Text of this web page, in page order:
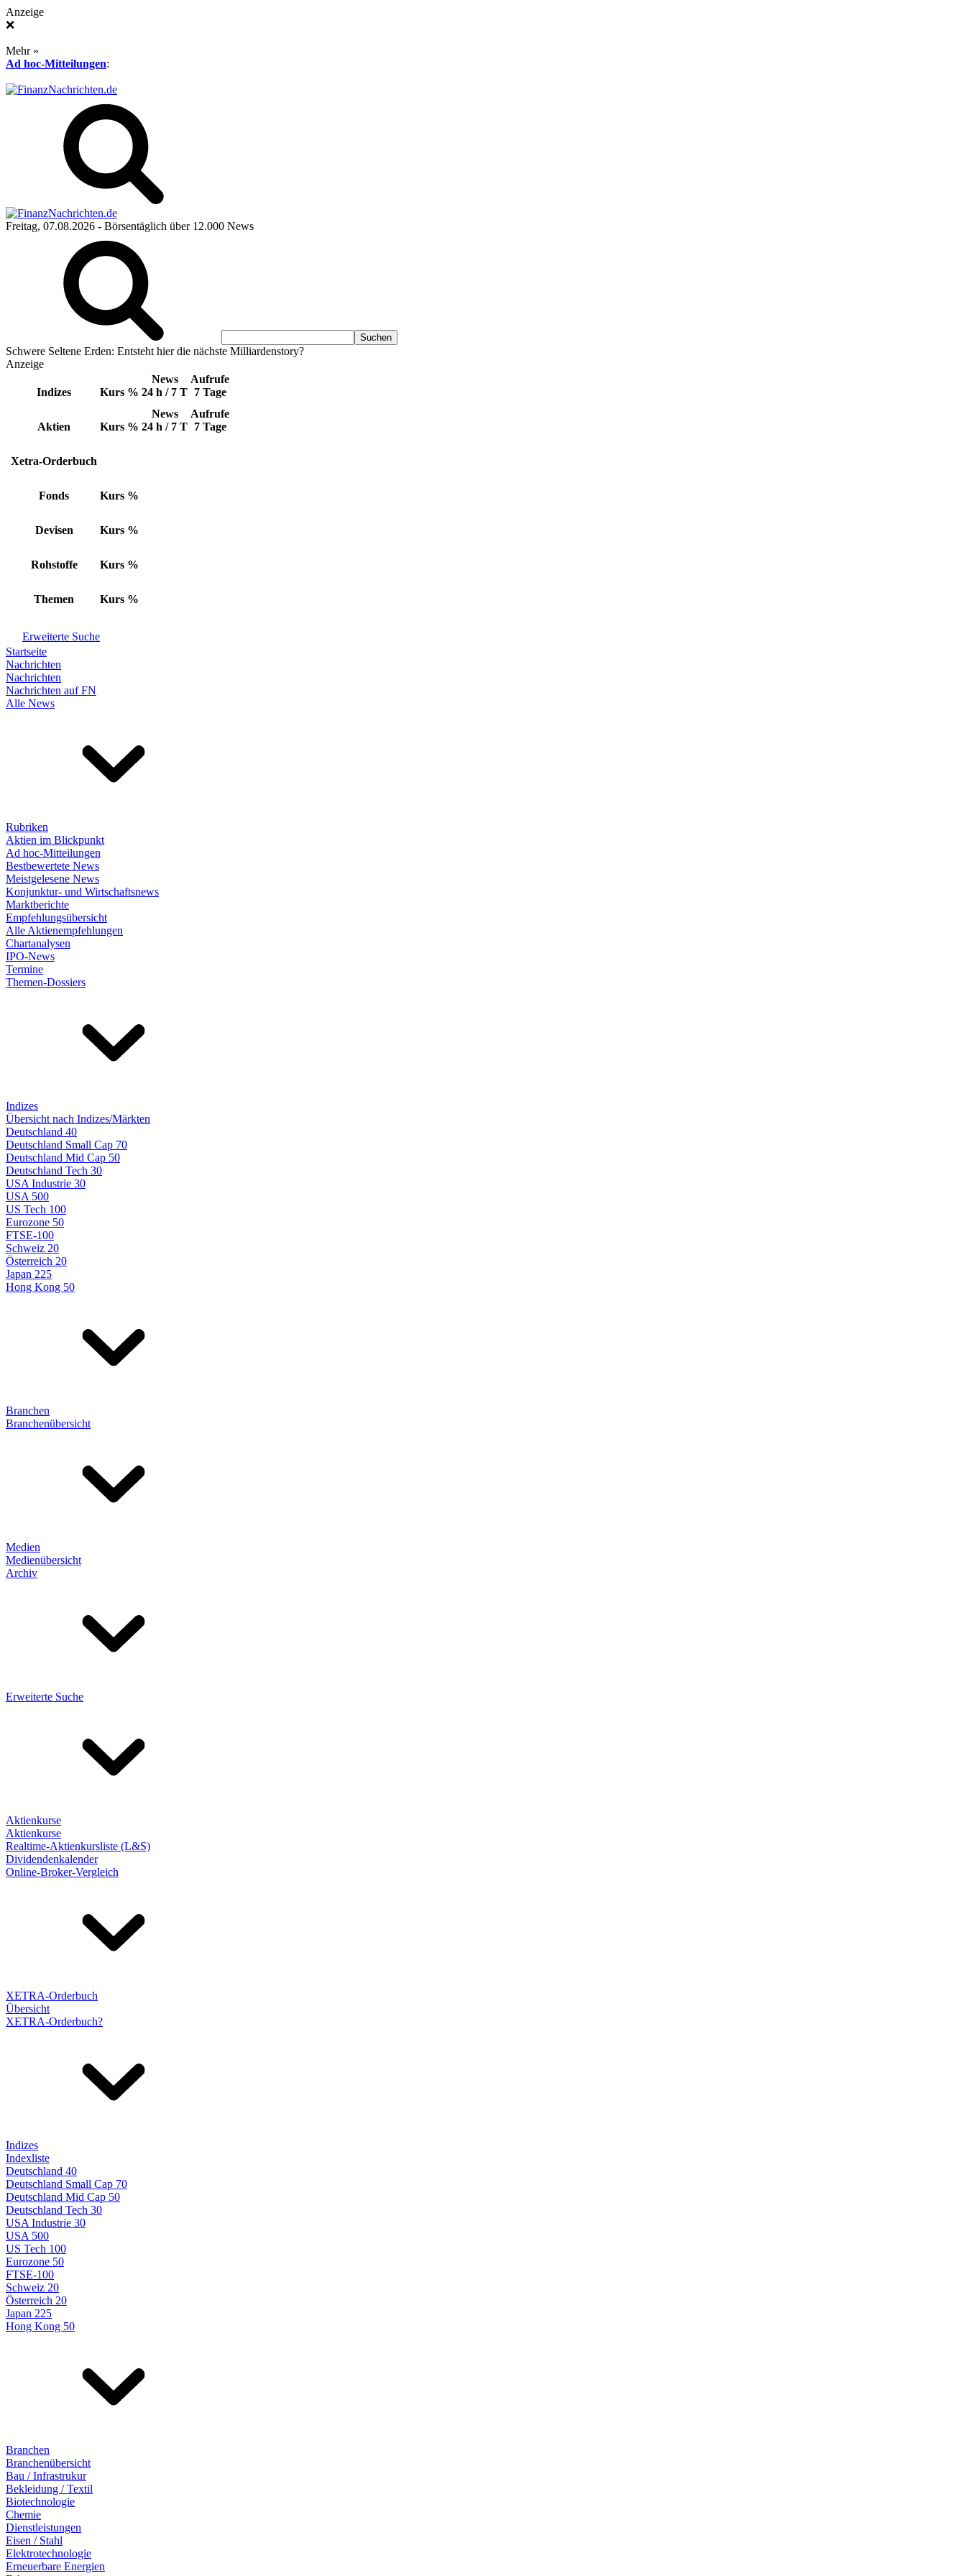
Anzeige
❌
Mehr »
Ad hoc-Mitteilungen:
Freitag, 07.08.2026 - Börsentäglich über 12.000 News
Schwere Seltene Erden: Entsteht hier die nächste Milliardenstory?
Anzeige
Indizes Kurs %
News
24 h / 7 T
Aufrufe
7 Tage
Aktien Kurs %
News
24 h / 7 T
Aufrufe
7 Tage
Xetra-Orderbuch
Fonds Kurs %
Devisen Kurs %
Rohstoffe Kurs %
Themen Kurs %
Erweiterte Suche
Startseite
Nachrichten
Nachrichten
Nachrichten auf FN
Alle News
Rubriken
Aktien im Blickpunkt
Ad hoc-Mitteilungen
Bestbewertete News
Meistgelesene News
Konjunktur- und Wirtschaftsnews
Marktberichte
Empfehlungsübersicht
Alle Aktienempfehlungen
Chartanalysen
IPO-News
Termine
Themen-Dossiers
Indizes
Übersicht nach Indizes/Märkten
Deutschland 40
Deutschland Small Cap 70
Deutschland Mid Cap 50
Deutschland Tech 30
USA Industrie 30
USA 500
US Tech 100
Eurozone 50
FTSE-100
Schweiz 20
Österreich 20
Japan 225
Hong Kong 50
Branchen
Branchenübersicht
Medien
Medienübersicht
Archiv
Erweiterte Suche
Aktienkurse
Aktienkurse
Realtime-Aktienkursliste (L&S)
Dividendenkalender
Online-Broker-Vergleich
XETRA-Orderbuch
Übersicht
XETRA-Orderbuch?
Indizes
Indexliste
Deutschland 40
Deutschland Small Cap 70
Deutschland Mid Cap 50
Deutschland Tech 30
USA Industrie 30
USA 500
US Tech 100
Eurozone 50
FTSE-100
Schweiz 20
Österreich 20
Japan 225
Hong Kong 50
Branchen
Branchenübersicht
Bau / Infrastrukur
Bekleidung / Textil
Biotechnologie
Chemie
Dienstleistungen
Eisen / Stahl
Elektrotechnologie
Erneuerbare Energien